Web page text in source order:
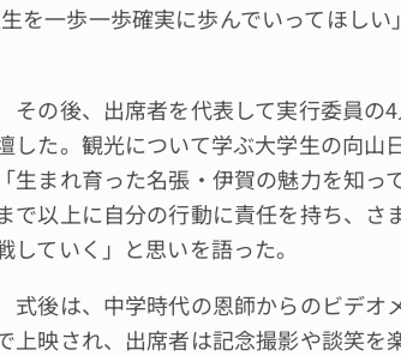
を一歩一歩確実に歩んでいってほしい
その後、出席者を代表して実行委員の
した。観光について学ぶ大学生の向山
「生まれ育った名張・伊賀の魅力を知っ
で以上に自分の行動に責任を持ち、さ
していく」と思いを語った。
式後は、中学時代の恩師からのビデオ
上映され、出席者は記念撮影や談笑を